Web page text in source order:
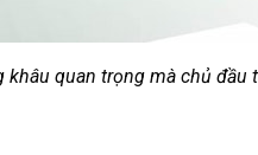
quan trọng mà chủ đầu